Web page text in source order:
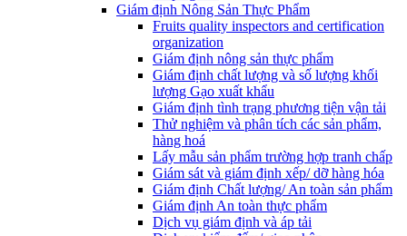
Giám định Nông Sản Thực Phẩm
Fruits quality inspectors and certification
organization
Giám định nông sản thực phẩm
Giám định chất lượng và số lượng khối
lượng Gạo xuất khẩu
Giám định tình trạng phương tiện vận tải
Thử nghiệm và phân tích các sản phẩm,
hàng hoá
Lấy mẫu sản phẩm trường hợp tranh chấp
Giám sát và giám định xếp/ dỡ hàng hóa
Giám định Chất lượng/ An toàn sản phẩm
Giám định An toàn thực phẩm
Dịch vụ giám định và áp tải